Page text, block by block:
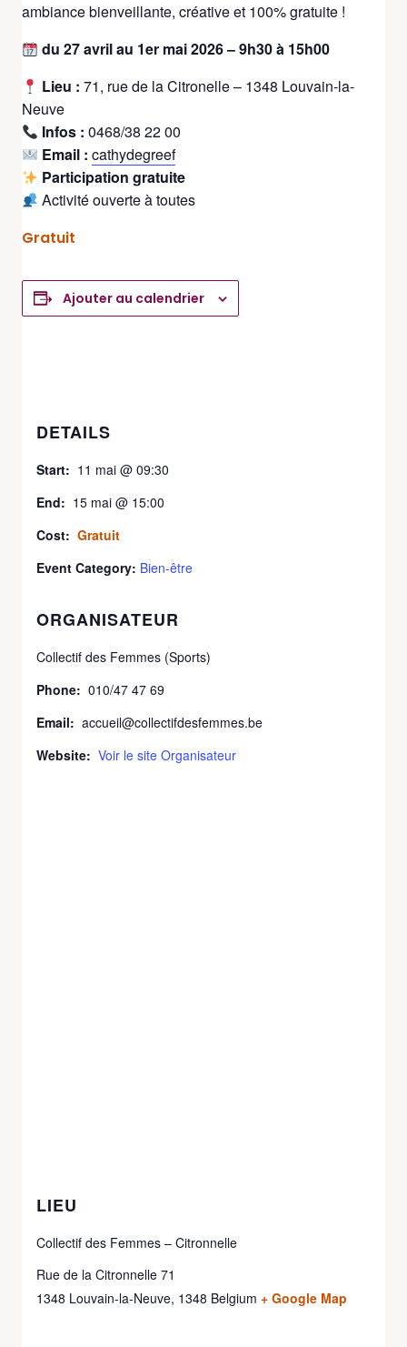
ambiance bienveillante, créative et 100% gratuite !
du 27 avril au 1er mai 2026 – 9h30 à 15h00
Lieu : 71, rue de la Citronelle – 1348 Louvain-la-
Neuve
Infos : 0468/38 22 00
Email : cathydegreef
Participation gratuite
Activité ouverte à toutes
Gratuit
Ajouter au calendrier
DETAILS
Start: 11 mai @ 09:30
End: 15 mai @ 15:00
Cost: Gratuit
Event Category: Bien-être
ORGANISATEUR
Collectif des Femmes (Sports)
Phone: 010/47 47 69
Email: accueil@collectifdesfemmes.be
Website: Voir le site Organisateur
LIEU
Collectif des Femmes – Citronnelle
Rue de la Citronnelle 71
1348 Louvain-la-Neuve, 1348 Belgium + Google Map